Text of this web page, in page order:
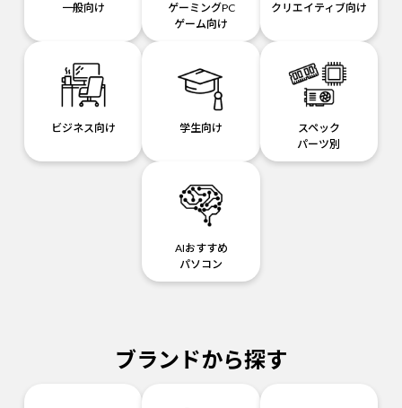
一般向け
ゲーミングPC
ゲーム向け
クリエイティブ向け
ビジネス向け 学生向け
スペック
パーツ別
AIおすすめ
パソコン
ブランドから探す